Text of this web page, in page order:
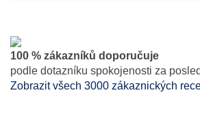
100 % zákazníků doporučuje
podle dotazníku spokojenosti za
Zobrazit všech 3000 zákaznických